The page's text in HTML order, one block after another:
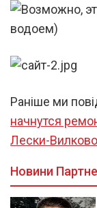
Раніше ми
начнутся
Лески-